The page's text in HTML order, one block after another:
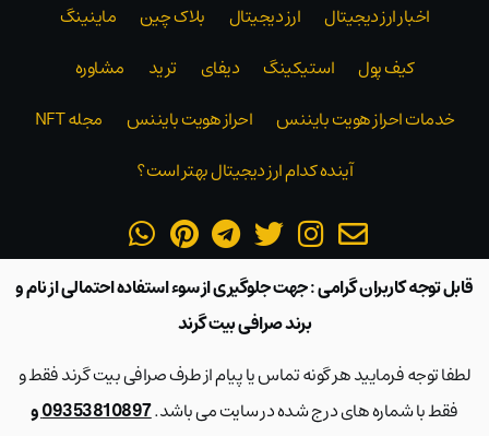
اخبار ارز دیجیتال
ارز دیجیتال بلاک‌ چین
ماینینگ
کیف پول
استیکینگ دیفای ترید
مشاوره
خدمات احراز هویت بایننس
احراز هویت بایننس
مجله NFT
آینده کدام ارز دیجیتال بهتر است؟
قابل توجه کاربران گرامی : جهت جلوگیری از سوء استفاده احتمالی از نام و
برند صرافی بیت گرند
لطفا توجه فرمایید هر گونه تماس یا پیام از طرف صرافی بیت گرند فقط و
فقط با شماره های درج شده در سایت می باشد.
09353810897 و